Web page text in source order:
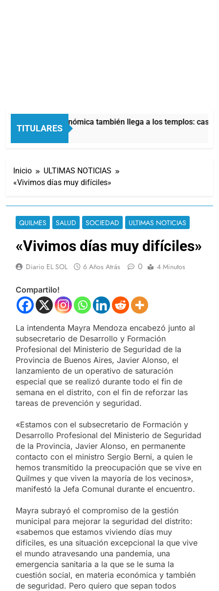
TITULARES
La crisis económica también llega a los templos: casi
9 Horas Atrás
Inicio
ULTIMAS NOTICIAS
«Vivimos días muy difíciles»
QUILMES SALUD SOCIEDAD ULTIMAS NOTICIAS
«Vivimos días muy difíciles»
Diario EL SOL 6 Años Atrás 0 4 Minutos
Compartilo!
La intendenta Mayra Mendoza encabezó junto al
subsecretario de Desarrollo y Formación
Profesional del Ministerio de Seguridad de la
Provincia de Buenos Aires, Javier Alonso, el
lanzamiento de un operativo de saturación
especial que se realizó durante todo el fin de
semana en el distrito, con el fin de reforzar las
tareas de prevención y seguridad.
«Estamos con el subsecretario de Formación y
Desarrollo Profesional del Ministerio de Seguridad
de la Provincia, Javier Alonso, en permanente
contacto con el ministro Sergio Berni, a quien le
hemos transmitido la preocupación que se vive en
Quilmes y que viven la mayoría de los vecinos»,
manifestó la Jefa Comunal durante el encuentro.
Mayra subrayó el compromiso de la gestión
municipal para mejorar la seguridad del distrito:
«sabemos que estamos viviendo días muy
difíciles, es una situación excepcional la que vive
el mundo atravesando una pandemia, una
emergencia sanitaria a la que se le suma la
cuestión social, en materia económica y también
de seguridad. Pero quiero que sepan todos